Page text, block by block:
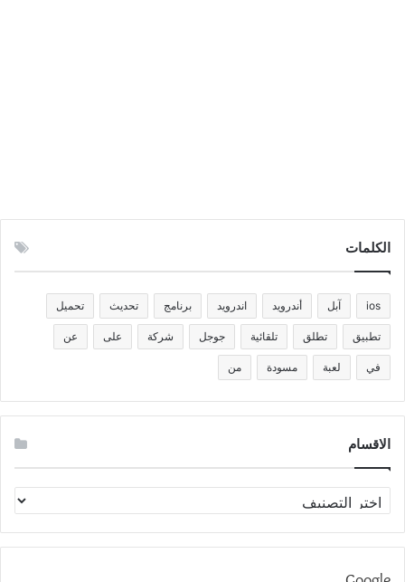
الكلمات
ios آبل أندرويد اندرويد برنامج تحديث تحميل
تطبيق تطلق تلقائية جوجل شركة على عن
في لعبة مسودة من
الاقسام
الاقسام